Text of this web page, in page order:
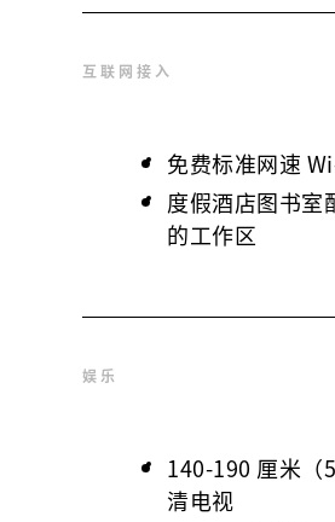
互联网接入
免费标准网速
度假酒店图书室
的工作区
娱乐
140-190 厘米（
清电视